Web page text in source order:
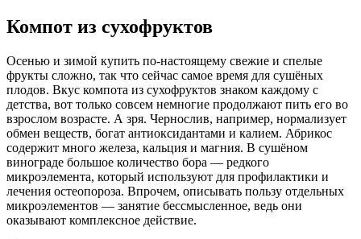
Компот из сухофруктов
Осенью и зимой купить по-настоящему свежие и спелые
фрукты сложно, так что сейчас самое время для сушёных
плодов. Вкус компота из сухофруктов знаком каждому с
детства, вот только совсем немногие продолжают пить его во
взрослом возрасте. А зря. Чернослив, например, нормализует
обмен веществ, богат антиоксидантами и калием. Абрикос
содержит много железа, кальция и магния. В сушёном
винограде большое количество бора — редкого
микроэлемента, который используют для профилактики и
лечения остеопороза. Впрочем, описывать пользу отдельных
микроэлементов — занятие бессмысленное, ведь они
оказывают комплексное действие.